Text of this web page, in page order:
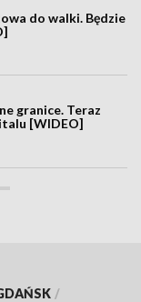
do walki. Będzie
granice. Teraz
[WIDEO]
/